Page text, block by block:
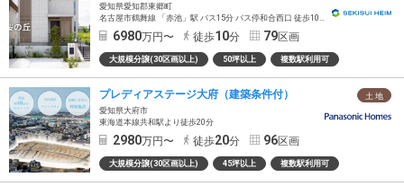
愛知県愛知郡東郷町
名古屋市鶴舞線 「赤池」駅 バス15分 バス停和合西口 徒歩10分～13分
6980万円〜 徒歩10分 79区画
大規模分譲(30区画以上) 50坪以上 複数駅利用可
土 地
プレディアステージ大府（建築条件付）
愛知県大府市
東海道本線共和駅より徒歩20分
2980万円〜 徒歩20分 96区画
大規模分譲(30区画以上) 45坪以上 複数駅利用可